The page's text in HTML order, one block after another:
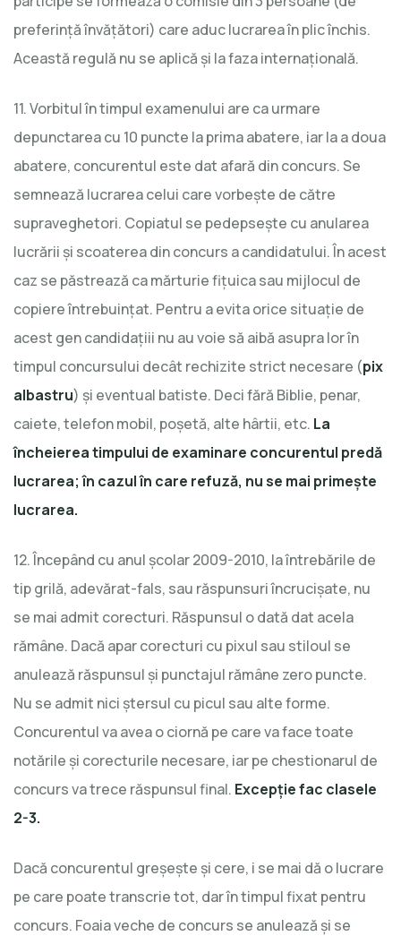
preferință învățători) care aduc lucrarea în plic închis.
Această regulă nu se aplică și la faza internațională.
11. Vorbitul în timpul examenului are ca urmare
depunctarea cu 10 puncte la prima abatere, iar la a doua
abatere, concurentul este dat afară din concurs. Se
semnează lucrarea celui care vorbește de către
supraveghetori. Copiatul se pedepseşte cu anularea
lucrării şi scoaterea din concurs a candidatului. În acest
caz se păstrează ca mărturie fiţuica sau mijlocul de
copiere întrebuinţat. Pentru a evita orice situaţie de
acest gen candidaţiii nu au voie să aibă asupra lor în
timpul concursului decât rechizite strict necesare (pix
albastru) şi eventual batiste. Deci fără Biblie, penar,
caiete, telefon mobil, poşetă, alte hârtii, etc. La
încheierea timpului de examinare concurentul predă
lucrarea; în cazul în care refuză, nu se mai primește
lucrarea.
12. Începând cu anul şcolar 2009-2010, la întrebările de
tip grilă, adevărat-fals, sau răspunsuri încrucişate, nu
se mai admit corecturi. Răspunsul o dată dat acela
rămâne. Dacă apar corecturi cu pixul sau stiloul se
anulează răspunsul şi punctajul rămâne zero puncte.
Nu se admit nici ştersul cu picul sau alte forme.
Concurentul va avea o ciornă pe care va face toate
notările şi corecturile necesare, iar pe chestionarul de
concurs va trece răspunsul final. Excepție fac clasele
2-3.
Dacă concurentul greșește și cere, i se mai dă o lucrare
pe care poate transcrie tot, dar în timpul fixat pentru
concurs. Foaia veche de concurs se anulează și se